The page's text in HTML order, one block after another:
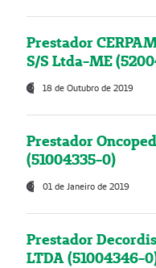
Prestador
S/S Ltda-ME
18 de Outubro de 2019
Prestador
(51004335-0)
01 de Janeiro de 2019
Prestador
LTDA (51004346-